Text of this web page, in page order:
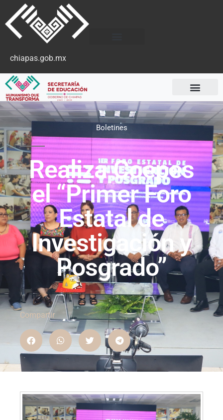
chiapas.gob.mx
Boletines
Realiza Coepes
el “Primer Foro
Estatal de
Investigación y
Posgrado”
Compartir